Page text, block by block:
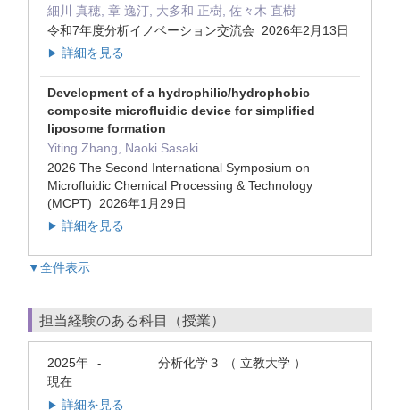
細川 真穂, 章 逸汀, 大多和 正樹, 佐々木 直樹
令和7年度分析イノベーション交流会 2026年2月13日
▶ 詳細を見る
Development of a hydrophilic/hydrophobic
composite microfluidic device for simplified
liposome formation
Yiting Zhang, Naoki Sasaki
2026 The Second International Symposium on
Microfluidic Chemical Processing & Technology
(MCPT) 2026年1月29日
▶ 詳細を見る
▼全件表示
担当経験のある科目（授業）
2025年 -
現在
分析化学３ （ 立教大学 ）
▶ 詳細を見る